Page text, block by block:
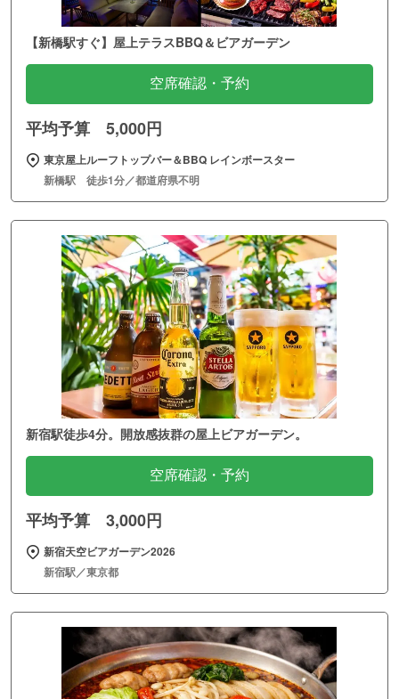
【新橋駅すぐ】屋上テラスBBQ＆ビアガーデン
空席確認・予約
平均予算 5,000円
東京屋上ルーフトップバー＆BBQ レインボースター
新橋駅 徒歩1分／都道府県不明
新宿駅徒歩4分。開放感抜群の屋上ビアガーデン。
空席確認・予約
平均予算 3,000円
新宿天空ビアガーデン2026
新宿駅／東京都